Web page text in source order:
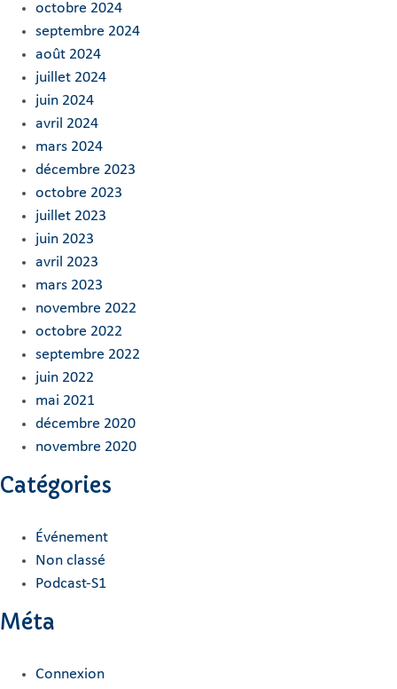
octobre 2024
septembre 2024
août 2024
juillet 2024
juin 2024
avril 2024
mars 2024
décembre 2023
octobre 2023
juillet 2023
juin 2023
avril 2023
mars 2023
novembre 2022
octobre 2022
septembre 2022
juin 2022
mai 2021
décembre 2020
novembre 2020
Catégories
Événement
Non classé
Podcast-S1
Méta
Connexion